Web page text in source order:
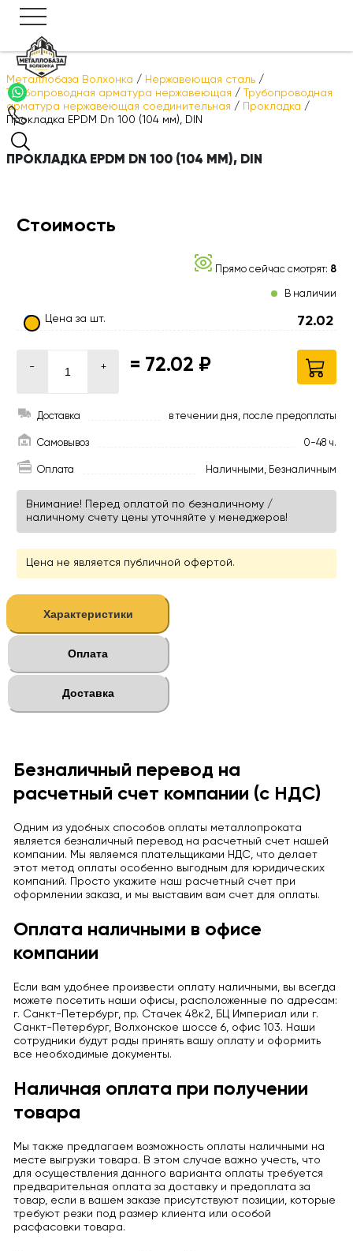
Металлобаза Волхонка / Нержавеющая сталь /
Трубопроводная арматура нержавеющая /
Трубопроводная
арматура нержавеющая соединительная / Прокладка /
Прокладка EPDM Dn 100 (104 мм), DIN
ПРОКЛАДКА EPDM DN 100 (104 ММ), DIN
Стоимость
Прямо сейчас смотрят: 8
В наличии
Цена за шт. 72.02
- + = 72.02 ₽
Доставка в течении дня, после предоплаты
Самовывоз 0-48 ч.
Оплата Наличными, Безналичным
Внимание! Перед оплатой по безналичному /
наличному счету цены уточняйте у менеджеров!
Цена не является публичной офертой.
Характеристики
Оплата
Доставка
Безналичный перевод на
расчетный счет компании (с НДС)
Одним из удобных способов оплаты металлопроката
является безналичный перевод на расчетный счет нашей
компании. Мы являемся плательщиками НДС, что делает
этот метод оплаты особенно выгодным для юридических
компаний. Просто укажите наш расчетный счет при
оформлении заказа, и мы выставим вам счет для оплаты.
Оплата наличными в офисе
компании
Если вам удобнее произвести оплату наличными, вы всегда
можете посетить наши офисы, расположенные по адресам:
г. Санкт-Петербург, пр. Стачек 48к2, БЦ Империал или г.
Санкт-Петербург, Волхонское шоссе 6, офис 103. Наши
сотрудники будут рады принять вашу оплату и оформить
все необходимые документы.
Наличная оплата при получении
товара
Мы также предлагаем возможность оплаты наличными на
месте выгрузки товара. В этом случае важно учесть, что
для осуществления данного варианта оплаты требуется
предварительная оплата за доставку и предоплата за
товар, если в вашем заказе присутствуют позиции, которые
требуют резки под размер клиента или особой
расфасовки товара.